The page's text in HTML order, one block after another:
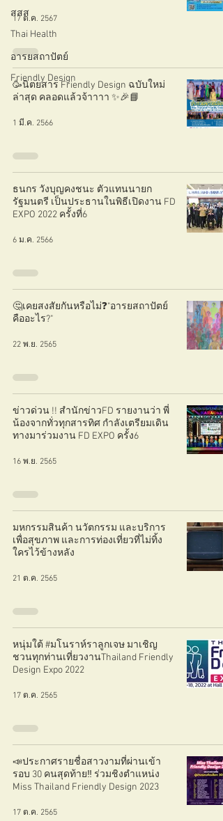
สสส
Thai Health
อารยสถาปัตย์
Friendly Design
17 ต.ค. 2567
🥳นิตยสาร Friendly Design ฉบับใหม่
ล่าสุด คลอดแล้วจ้าาาา ✨🎉📘
1 มี.ค. 2566
ธนกร วังบุญคงชนะ ตัวแทนนายก
รัฐมนตรี เป็นประธานในพิธีเปิดงาน FD
EXPO 2022 ครั้งที่6
6 ม.ค. 2566
🤔เคยสงสัยกันหรือไม่❓"อารยสถาปัตย์
คืออะไร?"
22 พ.ย. 2565
ข่าวด่วน !! สำนักข่าวFD รายงานว่า พี่
น้องจากทั่วทุกสารทิศ กำลังเตรียมเดิน
ทางมาร่วมงาน FD EXPO ครั้ง6
16 พ.ย. 2565
มหกรรมสินค้า นวัตกรรม และบริการ
เพื่อสุขภาพ และการท่องเที่ยวที่ไม่ทิ้ง
ใครไว้ข้างหลัง
21 ต.ค. 2565
หนุ่มใต้ #มโนราห์ราลูกเจษ มาเชิญ
ชวนทุกท่านเที่ยวงานThailand Friendly
Design Expo 2022
17 ต.ค. 2565
📣ประกาศรายชื่อสาวงามที่ผ่านเข้า
รอบ 30 คนสุดท้าย‼️ ร่วมชิงตำแหน่ง
Miss Thailand Friendly Design 2023
17 ต.ค. 2565